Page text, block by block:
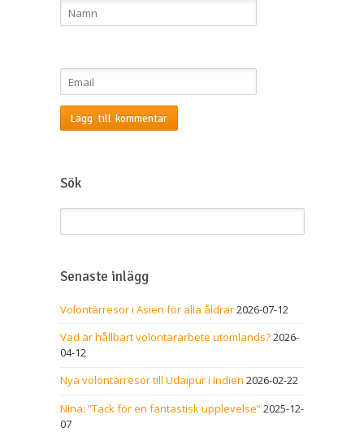
Sök
Senaste inlägg
Volontärresor i Asien för alla åldrar2026-07-12
Vad är hållbart volontärarbete utomlands?2026-
04-12
Nya volontärresor till Udaipur i Indien 2026-02-22
Nina: ”Tack för en fantastisk upplevelse”2025-12-
07